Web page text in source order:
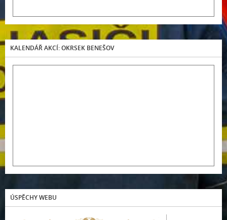
KALENDÁŘ AKCÍ: OKRSEK BENEŠOV
ÚSPĚCHY WEBU